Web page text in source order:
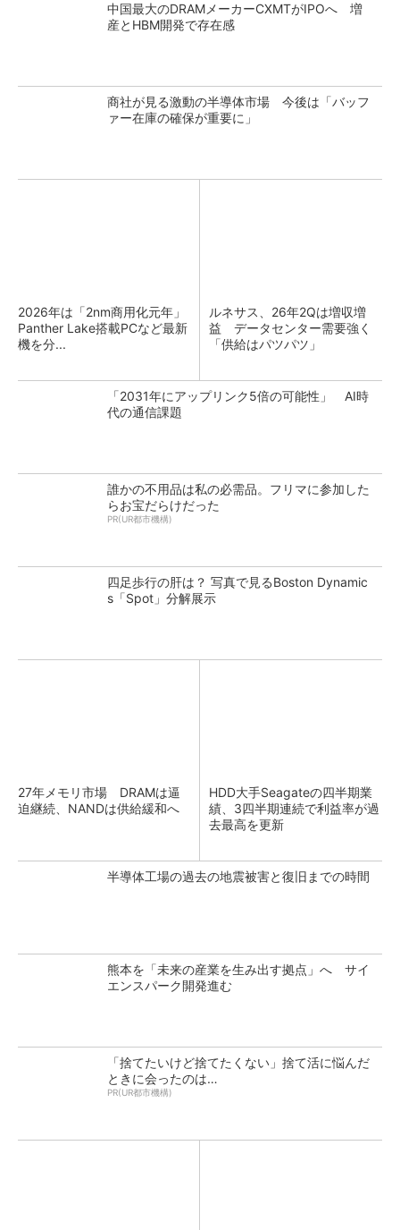
中国最大のDRAMメーカーCXMTがIPOへ 増
産とHBM開発で存在感
商社が見る激動の半導体市場 今後は「バッフ
ァー在庫の確保が重要に」
2026年は「2nm商用化元年」
Panther Lake搭載PCなど最新
機を分...
ルネサス、26年2Qは増収増
益 データセンター需要強く
「供給はパツパツ」
「2031年にアップリンク5倍の可能性」 AI時
代の通信課題
誰かの不用品は私の必需品。フリマに参加した
らお宝だらけだった
PR(UR都市機構)
四足歩行の肝は？ 写真で見るBoston Dynamic
s「Spot」分解展示
27年メモリ市場 DRAMは逼
迫継続、NANDは供給緩和へ
HDD大手Seagateの四半期業
績、3四半期連続で利益率が過
去最高を更新
半導体工場の過去の地震被害と復旧までの時間
熊本を「未来の産業を生み出す拠点」へ サイ
エンスパーク開発進む
「捨てたいけど捨てたくない」捨て活に悩んだ
ときに会ったのは…
PR(UR都市機構)